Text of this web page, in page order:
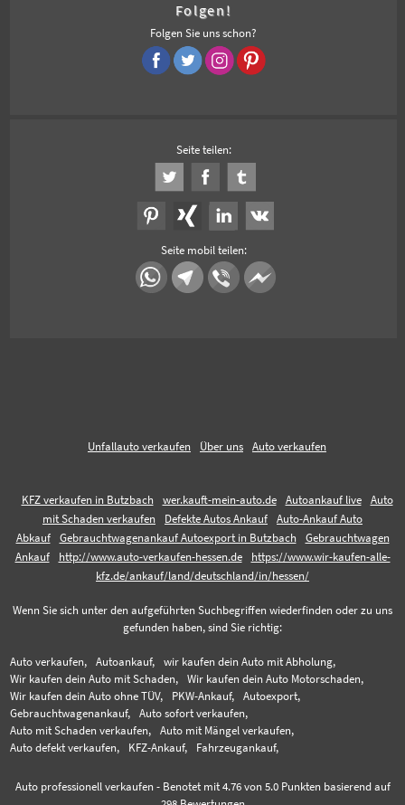
Folgen!
Folgen Sie uns schon?
Seite teilen:
Seite mobil teilen:
Unfallauto verkaufen Über uns Auto verkaufen
KFZ verkaufen in Butzbach wer.kauft-mein-auto.de Autoankauf live
Auto
mit Schaden verkaufen
Defekte Autos Ankauf
Auto-Ankauf Auto
Abkauf
Gebrauchtwagenankauf Autoexport in Butzbach
Gebrauchtwagen
Ankauf
http://www.auto-verkaufen-hessen.de
https://www.wir-kaufen-alle-
kfz.de/ankauf/land/deutschland/in/hessen/
Wenn Sie sich unter den aufgeführten Suchbegriffen wiederfinden oder zu uns
gefunden haben, sind Sie richtig:
Auto verkaufen, Autoankauf,
wir kaufen dein Auto mit Abholung,
Wir kaufen dein Auto mit Schaden,
Wir kaufen dein Auto Motorschaden,
Wir kaufen dein Auto ohne TÜV,
PKW-Ankauf,
Autoexport,
Gebrauchtwagenankauf,
Auto sofort verkaufen,
Auto mit Schaden verkaufen,
Auto mit Mängel verkaufen,
Auto defekt verkaufen,
KFZ-Ankauf, Fahrzeugankauf,
Auto professionell verkaufen- Benotet mit 4.76von 5.0 Punkten basierend auf